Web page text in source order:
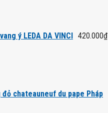
ý LEDA DA VINCI 420.000₫
đỏ chateauneuf du pape Pháp